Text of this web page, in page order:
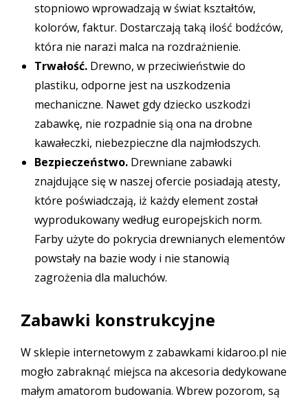
stopniowo wprowadzają w świat kształtów,
kolorów, faktur. Dostarczają taką ilość bodźców,
która nie narazi malca na rozdrażnienie.
Trwałość. Drewno, w przeciwieństwie do
plastiku, odporne jest na uszkodzenia
mechaniczne. Nawet gdy dziecko uszkodzi
zabawkę, nie rozpadnie sią ona na drobne
kawałeczki, niebezpieczne dla najmłodszych.
Bezpieczeństwo. Drewniane zabawki
znajdujące się w naszej ofercie posiadają atesty,
które poświadczają, iż każdy element został
wyprodukowany według europejskich norm.
Farby użyte do pokrycia drewnianych elementów
powstały na bazie wody i nie stanowią
zagrożenia dla maluchów.
Zabawki konstrukcyjne
W sklepie internetowym z zabawkami kidaroo.pl nie
mogło zabraknąć miejsca na akcesoria dedykowane
małym amatorom budowania. Wbrew pozorom, są